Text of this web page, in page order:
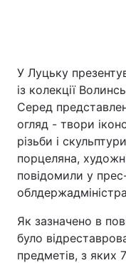
У Луцьку
із колекції
Серед
огляд - твори
різьби і
порцеляна,
повідомили у
Як зазначено в
було
предметів, з яких